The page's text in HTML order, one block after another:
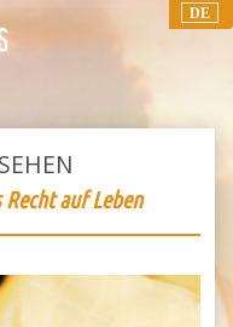
DE
Recht auf Leben